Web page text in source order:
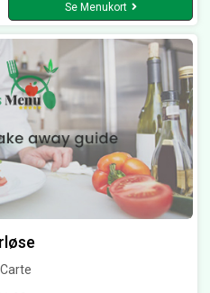
Se Menukort